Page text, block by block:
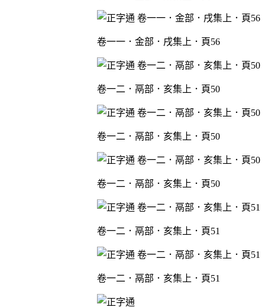
卷一一．金部．戌集上．頁56
卷一二．鬲部．亥集上．頁50
卷一二．鬲部．亥集上．頁50
卷一二．鬲部．亥集上．頁50
卷一二．鬲部．亥集上．頁51
卷一二．鬲部．亥集上．頁51